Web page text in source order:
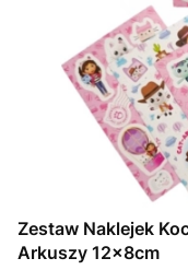
Zestaw Naklejek
Arkuszy 12x8cm